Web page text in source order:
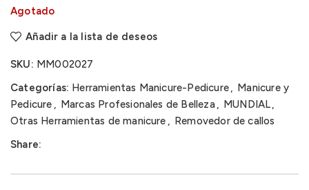
Agotado
Añadir a la lista de deseos
SKU: MM002027
Categorías: Herramientas Manicure-Pedicure, Manicure y
Pedicure , Marcas Profesionales de Belleza, MUNDIAL,
Otras Herramientas de manicure , Removedor de callos
Share: